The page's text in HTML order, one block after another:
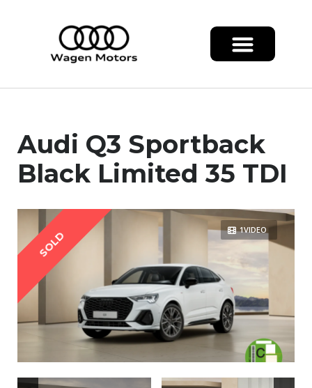
Audi Q3 Sportback
Black Limited 35 TDI
1VIDEO
SOLD